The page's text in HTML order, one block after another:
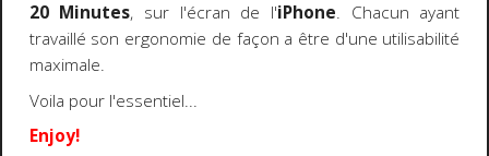
20 Minutes, sur l'écran de l'iPhone. Chacun ayant
travaillé son ergonomie de façon a être d'une utilisabilité
maximale.
Voila pour l'essentiel...
Enjoy!